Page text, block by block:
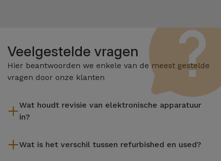
Veelgestelde vragen
Hier beantwoorden we enkele van de meest gestelde
vragen door onze klanten
Wat houdt revisie van elektronische apparatuur
in?
reiniging, en niet te vergeten het repareren van elk defect
Wat is het verschil tussen refurbished en used?